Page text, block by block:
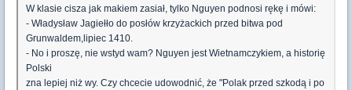
W klasie cisza jak makiem zasiał, tylko Nguyen podnosi rękę i mówi:
- Władysław Jagiełło do posłów krzyżackich przed bitwa pod
Grunwaldem,lipiec 1410.
- No i proszę, nie wstyd wam? Nguyen jest Wietnamczykiem, a historię
Polski
zna lepiej niż wy. Czy chcecie udowodnić, że "Polak przed szkodą i po